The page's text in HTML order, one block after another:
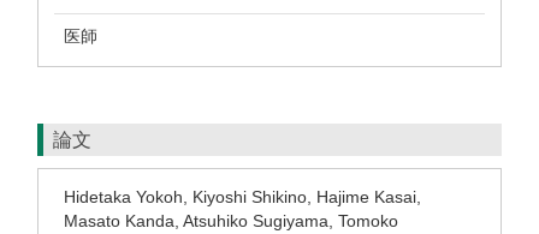
医師
論文
Hidetaka Yokoh, Kiyoshi Shikino, Hajime Kasai,
Masato Kanda, Atsuhiko Sugiyama, Tomoko